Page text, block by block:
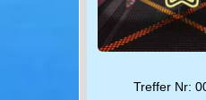
Treffer Nr: